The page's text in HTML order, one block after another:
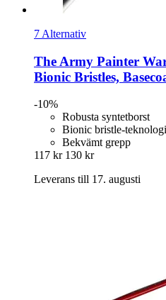
7 Alternativ
The Army Painter
Bionic Bristles,
-10%
Robusta syntetborst
Bionic bristle-teknologi
Bekvämt grepp
117 kr 130 kr
Leverans till 17. augusti